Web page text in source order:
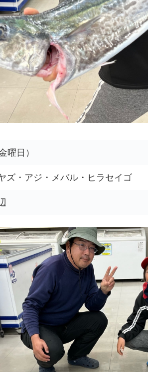
曜日）
ズ・アジ・メバル・ヒラセイゴ